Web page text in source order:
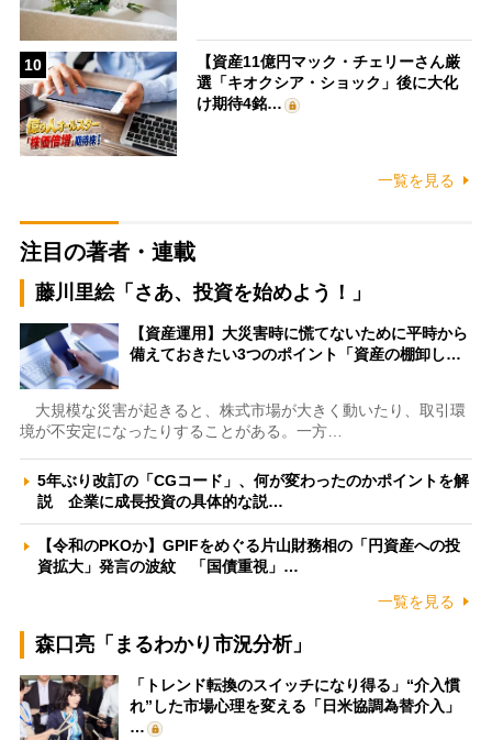
10
【資産11億円マック・チェリーさん厳
選「キオクシア・ショック」後に大化
け期待4銘…
一覧を見る
注目の著者・連載
藤川里絵「さあ、投資を始めよう！」
【資産運用】大災害時に慌てないために平時から
備えておきたい3つのポイント「資産の棚卸し…
大規模な災害が起きると、株式市場が大きく動いたり、取引環
境が不安定になったりすることがある。一方…
5年ぶり改訂の「CGコード」、何が変わったのかポイントを解
説 企業に成長投資の具体的な説…
【令和のPKOか】GPIFをめぐる片山財務相の「円資産への投
資拡大」発言の波紋 「国債重視」…
一覧を見る
森口亮「まるわかり市況分析」
「トレンド転換のスイッチになり得る」“介入慣
れ”した市場心理を変える「日米協調為替介入」
…